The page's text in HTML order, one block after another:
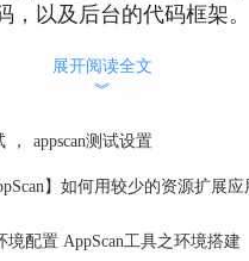
，以及后台的代码框架。
展开阅读全文
︾
， appscan测试设置
】如何用较少的资源扩展
境配置 AppScan工具之环境搭建